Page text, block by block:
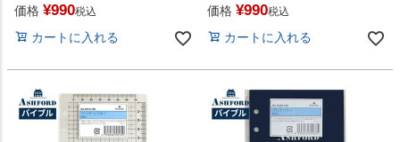
価格 ¥990税込
カートに入れる
価格 ¥990税込
カートに入れる